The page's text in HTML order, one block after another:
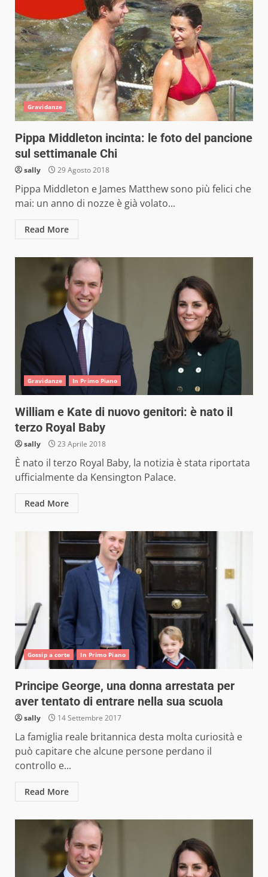
Gravidanze
Pippa Middleton incinta: le foto del pancione
sul settimanale Chi
sally 29 Agosto 2018
Pippa Middleton e James Matthew sono più felici che
mai: un anno di nozze è già volato...
Read More
Gravidanze In Primo Piano
William e Kate di nuovo genitori: è nato il
terzo Royal Baby
sally 23 Aprile 2018
È nato il terzo Royal Baby, la notizia è stata riportata
ufficialmente da Kensington Palace.
Read More
Gossip a corte In Primo Piano
Principe George, una donna arrestata per
aver tentato di entrare nella sua scuola
sally 14 Settembre 2017
La famiglia reale britannica desta molta curiosità e
può capitare che alcune persone perdano il
controllo e...
Read More